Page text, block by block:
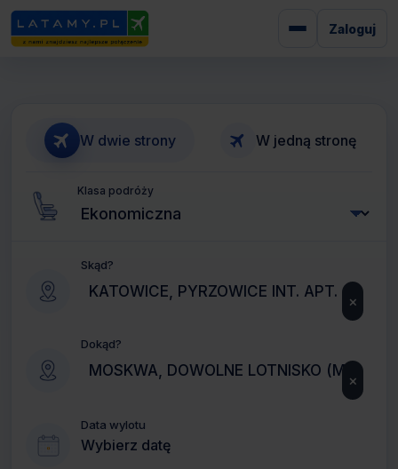
Zaloguj
W dwie strony W jedną stronę
Klasa podróży
Skąd?
×
Dokąd?
×
Data wylotu
Wybierz datę